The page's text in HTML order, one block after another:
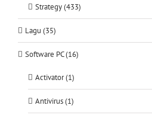
Strategy (433)
Lagu (35)
Software PC (16)
Activator (1)
Antivirus (1)